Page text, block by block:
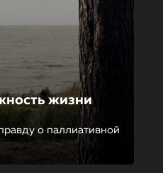
жизни
о паллиативной